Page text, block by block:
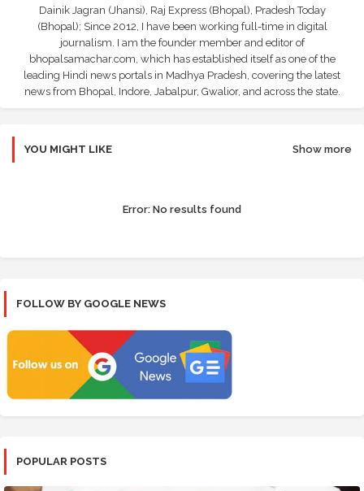
Dainik Jagran (Jhansi), Raj Express (Bhopal), Pradesh Today
(Bhopal); Since 2012, I have been working full-time in digital
journalism. I am the founder member and editor of
bhopalsamachar.com, which has established itself as one of the
leading Hindi news portals in Madhya Pradesh, covering the latest
news from Bhopal, Indore, Jabalpur, Gwalior, and across the state.
YOU MIGHT LIKE Show more
Error: No results found
FOLLOW BY GOOGLE NEWS
POPULAR POSTS